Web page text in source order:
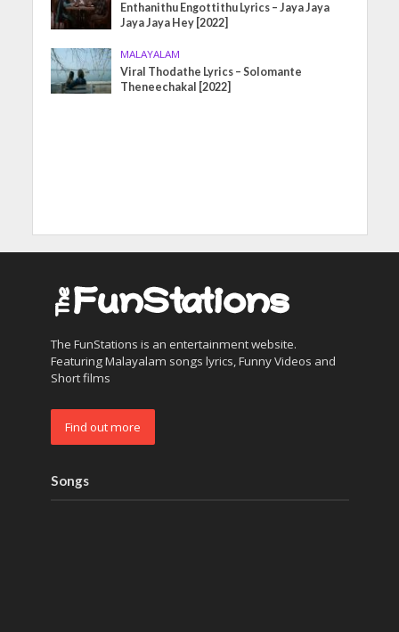
Enthanithu Engottithu Lyrics – Jaya Jaya
Jaya Jaya Hey [2022]
MALAYALAM
Viral Thodathe Lyrics – Solomante
Theneechakal [2022]
The FunStations is an entertainment website.
Featuring Malayalam songs lyrics, Funny Videos and
Short films
Find out more
Songs